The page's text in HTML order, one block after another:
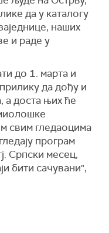
да у каталогу
наших
и раде у
до 1. марта и
да дођу и
a доста њих ће
свим гледаоцима
програм
Српски месец,
бити сачувани",